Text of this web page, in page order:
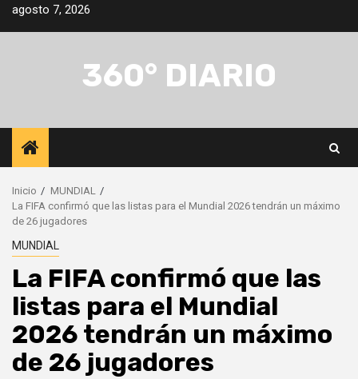
Saltar
agosto 7, 2026
360° DIARIO
Inicio
MUNDIAL
La FIFA confirmó que las listas para el Mundial 2026 tendrán un máximo
de 26 jugadores
MUNDIAL
La FIFA confirmó que las
listas para el Mundial
2026 tendrán un máximo
de 26 jugadores